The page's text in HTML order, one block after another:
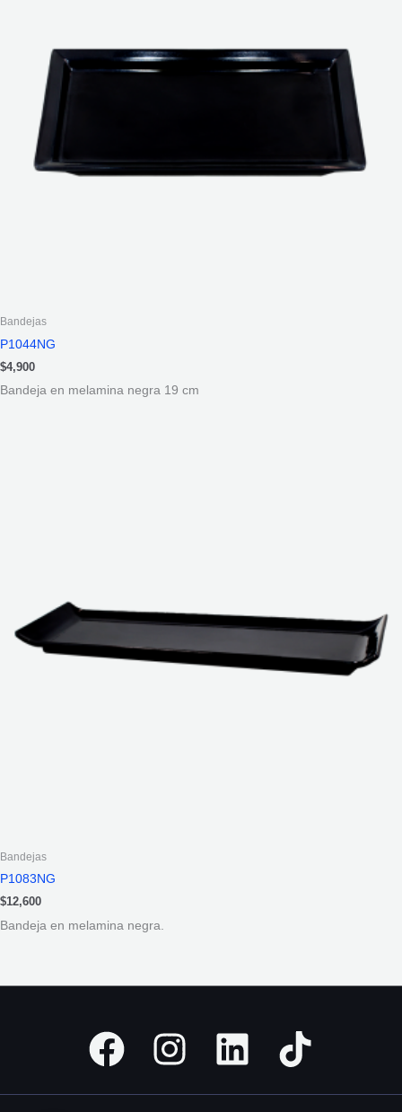
Bandejas
P1044NG
$4,900
Bandeja en melamina negra 19 cm
Bandejas
P1083NG
$12,600
Bandeja en melamina negra.